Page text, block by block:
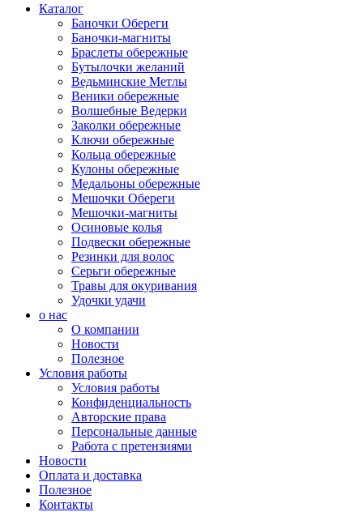
Каталог
Баночки Обереги
Баночки-магниты
Браслеты обережные
Бутылочки желаний
Ведьминские Метлы
Веники обережные
Волшебные Ведерки
Заколки обережные
Ключи обережные
Кольца обережные
Кулоны обережные
Медальоны обережные
Мешочки Обереги
Мешочки-магниты
Осиновые колья
Подвески обережные
Резинки для волос
Серьги обережные
Травы для окуривания
Удочки удачи
о нас
О компании
Новости
Полезное
Условия работы
Условия работы
Конфиденциальность
Авторские права
Персональные данные
Работа с претензиями
Новости
Оплата и доставка
Полезное
Контакты